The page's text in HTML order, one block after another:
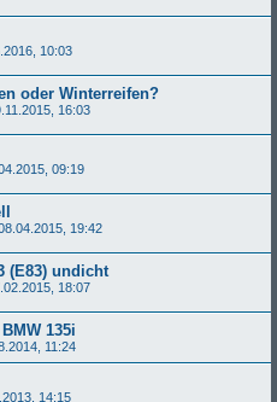
10:03
oder Winterreifen?
16:03
09:19
19:42
(E83) undicht
18:07
135i
11:24
14:15